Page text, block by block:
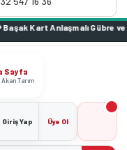
Sayfa
Tarım
Giriş Yap Üye Ol